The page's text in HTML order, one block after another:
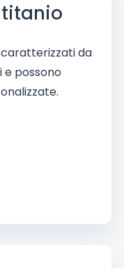
da
e possono